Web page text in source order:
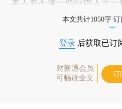
本人并不像一些业内人士一
本文共计1050字
登录 后获取已订
财新通会员
可畅读全文
订